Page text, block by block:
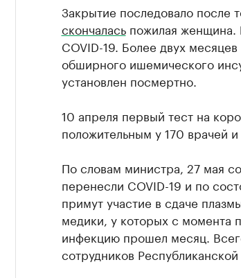
Закрытие последовало после
скончаласьпожилая женщина.
COVID-19. Более двух
обширного ишемического
установлен посмертно.
10 апреля первый тест на
положительным у 170 врачей
По словам министра, 27 мая
перенесли COVID-19 и по
примут участие в сдаче
медики, у которых с момента
инфекцию прошел месяц.
сотрудников